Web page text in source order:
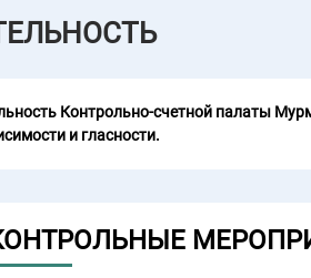
Контрольно-счетной палаты
и гласности.